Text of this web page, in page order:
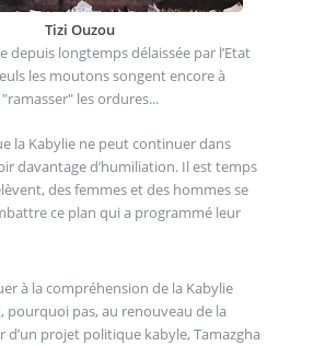
Tizi Ouzou
depuis longtemps délaissée par l’Etat
les moutons songent encore à
"ramasser" les ordures...
la Kabylie ne peut continuer dans
davantage d’humiliation. Il est temps
des femmes et des hommes se
ce plan qui a programmé leur
à la compréhension de la Kabylie
pourquoi pas, au renouveau de la
projet politique kabyle, Tamazgha